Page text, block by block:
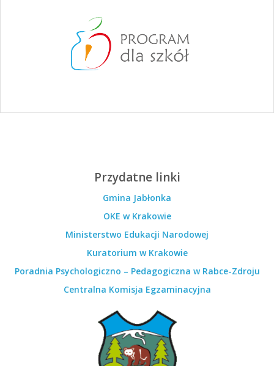
Przydatne linki
Gmina Jabłonka
OKE w Krakowie
Ministerstwo Edukacji Narodowej
Kuratorium w Krakowie
Poradnia Psychologiczno – Pedagogiczna w Rabce-Zdroju
Centralna Komisja Egzaminacyjna